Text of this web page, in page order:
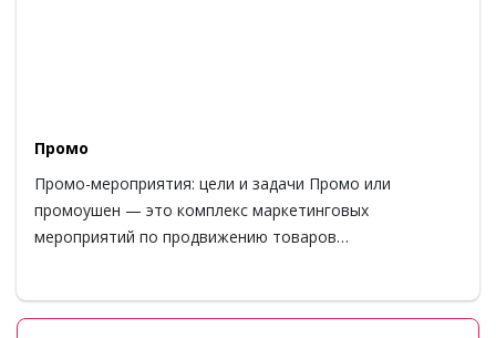
Промо
Промо-мероприятия: цели и задачи Промо или
промоушен — это комплекс маркетинговых
мероприятий по продвижению товаров…